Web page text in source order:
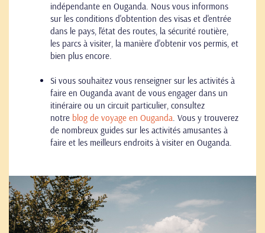
indépendante en Ouganda. Nous vous informons
sur les conditions d'obtention des visas et d'entrée
dans le pays, l'état des routes, la sécurité routière,
les parcs à visiter, la manière d'obtenir vos permis, et
bien plus encore.
Si vous souhaitez vous renseigner sur les activités à
faire en Ouganda avant de vous engager dans un
itinéraire ou un circuit particulier, consultez
notre blog de voyage en Ouganda. Vous y trouverez
de nombreux guides sur les activités amusantes à
faire et les meilleurs endroits à visiter en Ouganda.
Go
to